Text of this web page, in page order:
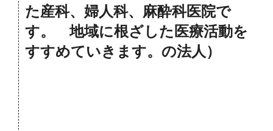
た産科、婦人科、麻酔科医院で
す。 地域に根ざした医療活動を
すすめていきます。の法人）